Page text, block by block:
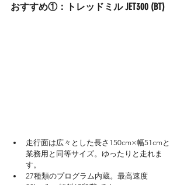
おすすめ①：トレッドミル JET300 (BT)
走行面は広々とした長さ150cm×幅51cmと
業務用と同等サイズ。ゆったりと走れま
す。
27種類のプログラム内蔵。最高速度